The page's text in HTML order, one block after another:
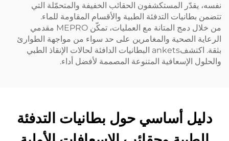
نفسه، يقدّر المستكشفون الحقائب الخفيفة والمتحمّلة التي
تتضمن بطانيات التدفئة الطبية والأقسام المقاومة للماء.
من خلال دمج المتانة مع العمليات، تمكّن MEPRO مقدمي
الرعاية الصحية والمغامرين على حد سواء من مواجهة الطوارئ
بثقة. اكتشفankets البطانيات الدافئة لحالات الإنقاذ الطبي
والحلول الإسعافية المتنوعة المصممة لأفضل أداء.
دليل أساسي حول بطانيات التدفئة